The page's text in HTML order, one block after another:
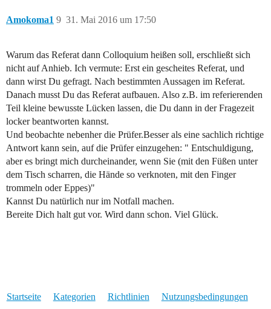
Amokoma1 31. Mai 2016 um 17:50
9
Warum das Referat dann Colloquium heißen soll, erschließt sich
nicht auf Anhieb. Ich vermute: Erst ein gescheites Referat, und
dann wirst Du gefragt. Nach bestimmten Aussagen im Referat.
Danach musst Du das Referat aufbauen. Also z.B. im referierenden
Teil kleine bewusste Lücken lassen, die Du dann in der Fragezeit
locker beantworten kannst.
Und beobachte nebenher die Prüfer.Besser als eine sachlich richtige
Antwort kann sein, auf die Prüfer einzugehen: " Entschuldigung,
aber es bringt mich durcheinander, wenn Sie (mit den Füßen unter
dem Tisch scharren, die Hände so verknoten, mit den Finger
trommeln oder Eppes)"
Kannst Du natürlich nur im Notfall machen.
Bereite Dich halt gut vor. Wird dann schon. Viel Glück.
Startseite Kategorien Richtlinien Nutzungsbedingungen